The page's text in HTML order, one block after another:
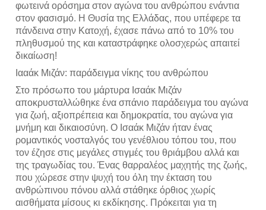
φωτεινά ορόσημα στον αγώνα του ανθρώπου ενάντια
στον φασισμό. Η Θυσία της Ελλάδας, που υπέφερε τα
πάνδεινα στην Κατοχή, έχασε πάνω από το 10% του
πληθυσμού της και καταστράφηκε ολοσχερώς απαιτεί
δικαίωση!
Ιααάκ Μιζάν: παράδειγμα νίκης του ανθρώπου
Στο πρόσωπο του μάρτυρα Ισαάκ Μιζάν
αποκρυσταλλώθηκε ένα σπάνιο παράδειγμα του αγώνα
για ζωή, αξιοπρέπεια και δημοκρατία, του αγώνα για
μνήμη και δικαιοσύνη. Ο Ισαάκ Μιζάν ήταν ένας
ρομαντικός νοσταλγός του γενέθλιου τόπου του, που
τον έζησε στις μεγάλες στιγμές του θριάμβου αλλά και
της τραγωδίας του. Ένας θαρραλέος μαχητής της ζωής,
που χώρεσε στην ψυχή του όλη την έκταση του
ανθρώπινου πόνου αλλά στάθηκε όρθιος χωρίς
αισθήματα μίσους κι εκδίκησης. Πρόκειται για τη